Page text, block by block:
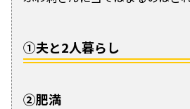
①夫と2人暮らし
②肥満